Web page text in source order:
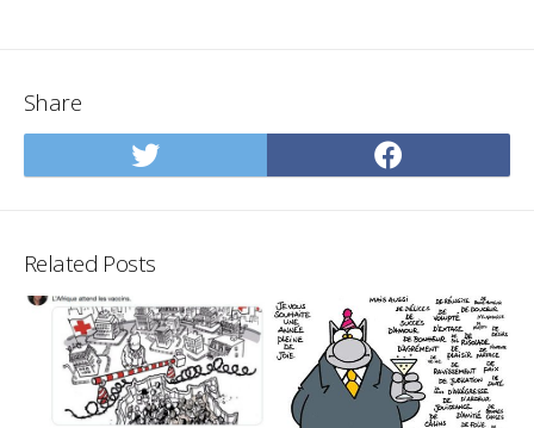
Share
Share
on
on
Related Posts